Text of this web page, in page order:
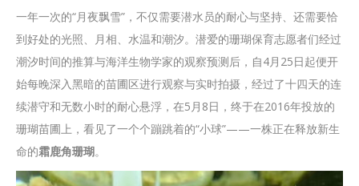
一年一次的“月夜飘雪”，不仅需要潜水员的耐心与坚持、还需要恰
到好处的光照、月相、水温和潮汐。潜爱的珊瑚保育志愿者们经过
潮汐时间的推算与海洋生物学家的观察预测后，自4月25日起便开
始每晚深入黑暗的苗圃区进行观察与实时拍摄，经过了十四天的连
续潜守和无数小时的耐心悬浮，在5月8日，终于在2016年投放的
珊瑚苗圃上，看见了一个个蹦跳着的“小球”——一株正在释放新生
命的霜鹿角珊瑚。